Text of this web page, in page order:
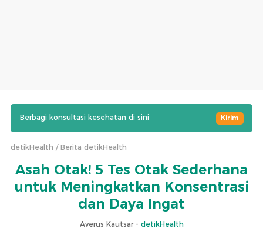
Berbagi konsultasi kesehatan di sini Kirim
detikHealth Berita detikHealth
Asah Otak! 5 Tes Otak Sederhana
untuk Meningkatkan Konsentrasi
dan Daya Ingat
Averus Kautsar - detikHealth